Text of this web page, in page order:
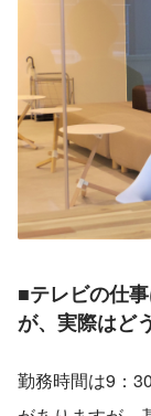
■テレビの仕
が、実際はど
勤務時間は9：